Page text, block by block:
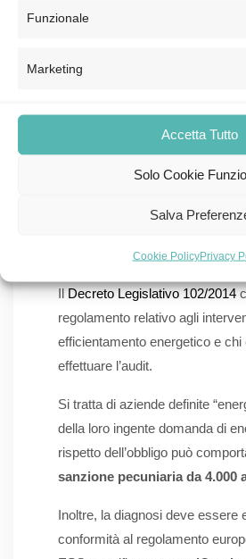
Funzionale
Marketing
Accetta Tutto
Solo Cookie
Salva
Cookie PolicyPrivacy
settore industriale:
Oltre alle opportunità e ai reali
questa tipologia di analisi,
motivazione che spinge
produttive ad effettuare un audit
IlDecreto Legislativo 102/2014
regolamento relativo agli
efficientamento energetico e chi
effettuare l’audit.
Si tratta di aziende definite
della loro ingente domanda di
rispetto dell’obbligo può
sanzione pecuniaria da 4.000
Inoltre, la diagnosi deve essere
conformità al regolamento